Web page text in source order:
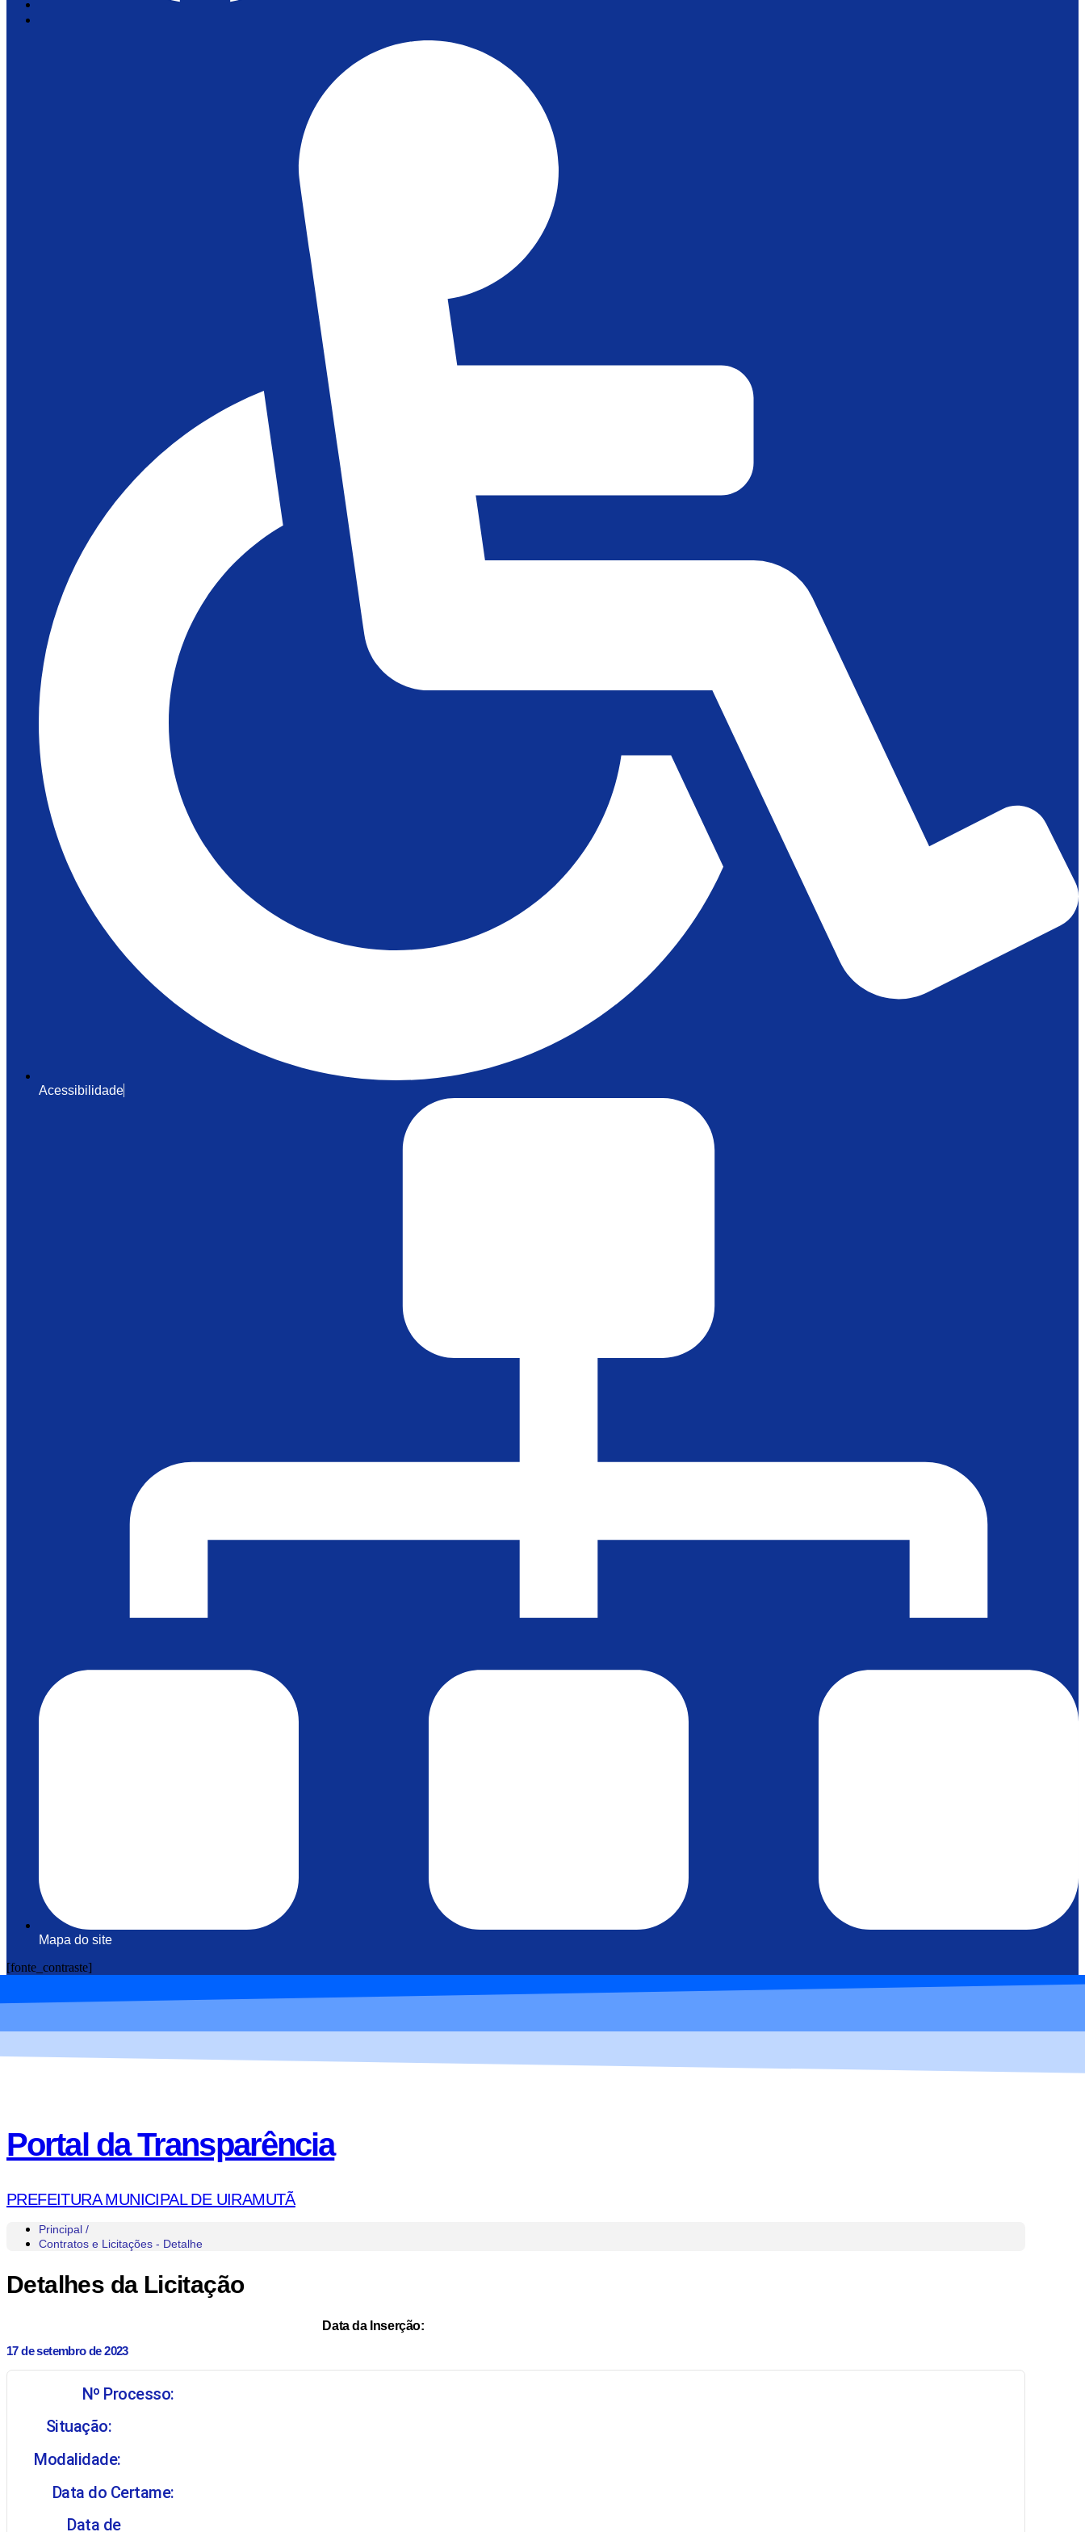
Acessibilidade
Mapa do site
[fonte_contraste]
Portal da Transparência
PREFEITURA MUNICIPAL DE UIRAMUTÃ
Principal /
Contratos e Licitações - Detalhe
Detalhes da Licitação
Data da Inserção:
17 de setembro de 2023
Nº Processo:
Situação:
Modalidade:
Data do Certame:
Data de